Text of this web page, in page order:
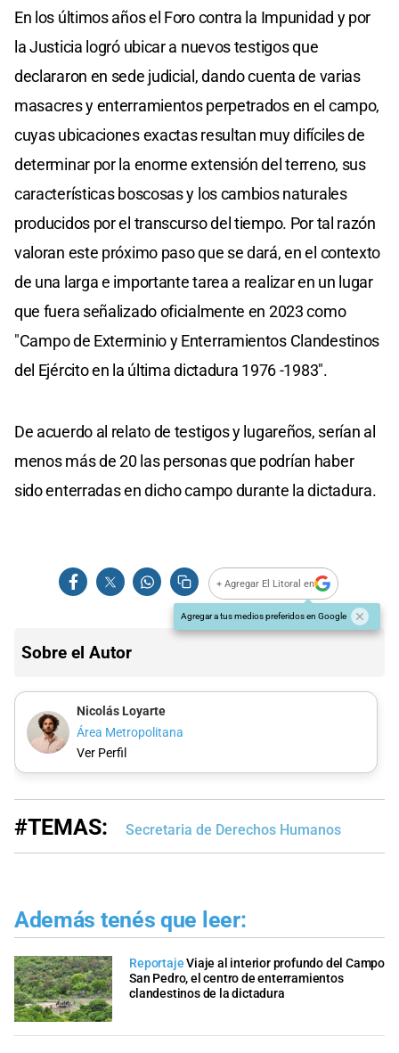
En los últimos años el Foro contra la Impunidad y por
la Justicia logró ubicar a nuevos testigos que
declararon en sede judicial, dando cuenta de varias
masacres y enterramientos perpetrados en el campo,
cuyas ubicaciones exactas resultan muy difíciles de
determinar por la enorme extensión del terreno, sus
características boscosas y los cambios naturales
producidos por el transcurso del tiempo. Por tal razón
valoran este próximo paso que se dará, en el contexto
de una larga e importante tarea a realizar en un lugar
que fuera señalizado oficialmente en 2023 como
"Campo de Exterminio y Enterramientos Clandestinos
del Ejército en la última dictadura 1976 -1983".
De acuerdo al relato de testigos y lugareños, serían al
menos más de 20 las personas que podrían haber
sido enterradas en dicho campo durante la dictadura.
+ Agregar El Litoral en
Agregar a tus medios preferidos en Google
Sobre el Autor
Nicolás Loyarte
Área Metropolitana
Ver Perfil
#TEMAS: Secretaria de Derechos Humanos
Además tenés que leer:
ReportajeViaje al interior profundo del Campo
San Pedro, el centro de enterramientos
clandestinos de la dictadura